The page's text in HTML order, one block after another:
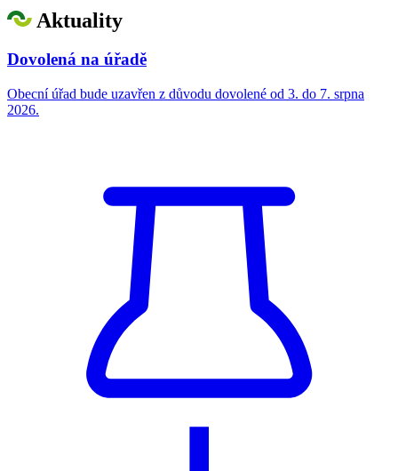
Aktuality
Dovolená na úřadě
Obecní úřad bude uzavřen z důvodu dovolené od 3. do 7. srpna
2026.